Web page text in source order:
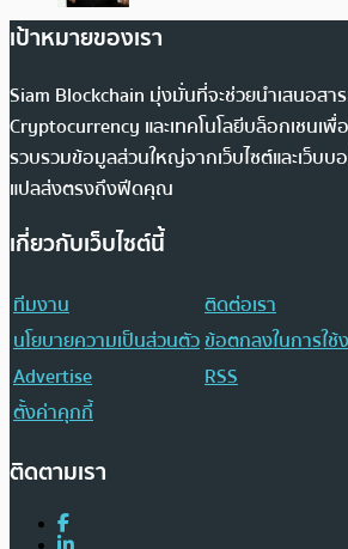
เป้าหมายของเรา
Siam Blockchain มุ่งมั่นที่จะช่วยนำเสนอสา
Cryptocurrency และเทคโนโลยีบล็อกเชนเพื่
รวบรวมข้อมูลส่วนใหญ่จากเว็บไซต์และเว็บบ
แปลส่งตรงถึงฟีดคุณ
เกี่ยวกับเว็บไซต์นี้
ทีมงาน
ติดต่อเรา
นโยบายความเป็นส่วนตัวข้อตกลงในการใช้
Advertise
RSS
ตั้งค่าคุกกี้
ติดตามเรา